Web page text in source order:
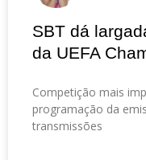
SBT dá
da UEFA
Competição mais
programação da
transmissões